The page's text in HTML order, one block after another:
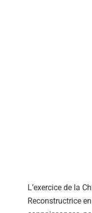
L’exercice de la
Reconstructrice